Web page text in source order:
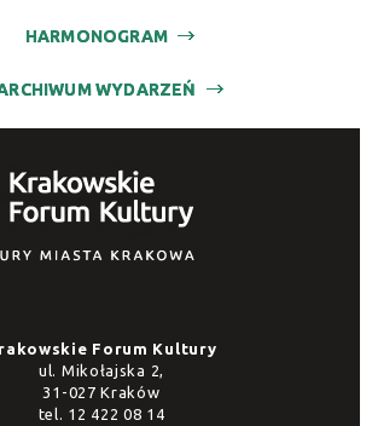
HARMONOGRAM
WYDARZEŃ
Forum Kultury
ul. Mikołajska 2,
31-027 Kraków
tel. 12 422 08 14